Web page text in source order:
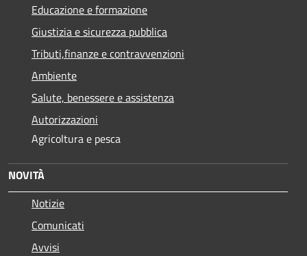
Educazione e formazione
Giustizia e sicurezza pubblica
Tributi,finanze e contravvenzioni
Ambiente
Salute, benessere e assistenza
Autorizzazioni
Agricoltura e pesca
NOVITÀ
Notizie
Comunicati
Avvisi